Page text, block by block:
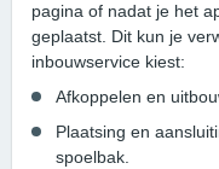
pagina of nadat je het
geplaatst. Dit kun je
inbouwservice kiest:
Afkoppelen en
Plaatsing en
spoelbak.